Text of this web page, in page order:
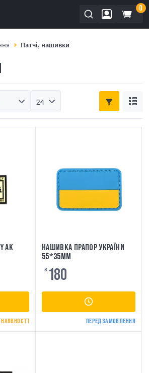
0
Патчі, нашивки
AK
НАЯВНОСТІ
НАШИВКА ПРАПОР УКРАЇНИ
55*35ММ
₴ 180
ПЕРЕДЗАМОВЛЕННЯ